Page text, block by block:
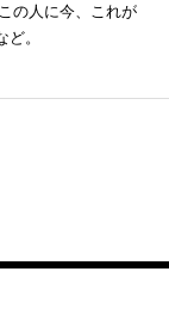
の人に今、これが
。